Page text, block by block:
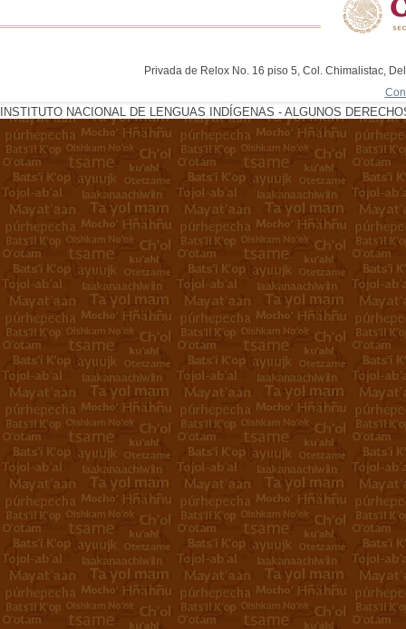
Privada de Relox No. 16 piso 5, Col. Chimalistac,
INSTITUTO NACIONAL DE LENGUAS INDÍGENAS - ALGUNOS